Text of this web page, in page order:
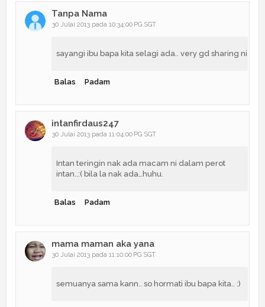
Tanpa Nama
30 Julai 2013 pada 10:34:00 PG SGT
sayangi ibu bapa kita selagi ada.. very gd sharing ni
Balas Padam
intanfirdaus247
30 Julai 2013 pada 11:04:00 PG SGT
Intan teringin nak ada macam ni dalam perot
intan..:( bila la nak ada…huhu.
Balas Padam
mama maman aka yana
30 Julai 2013 pada 11:10:00 PG SGT
semuanya sama kann.. so hormati ibu bapa kita.. :)